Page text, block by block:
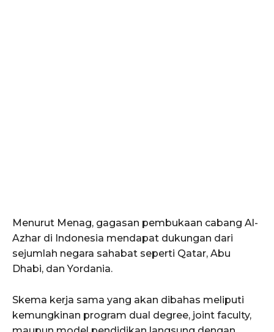
Menurut Menag, gagasan pembukaan cabang Al-
Azhar di Indonesia mendapat dukungan dari
sejumlah negara sahabat seperti Qatar, Abu
Dhabi, dan Yordania.
Skema kerja sama yang akan dibahas meliputi
kemungkinan program dual degree, joint faculty,